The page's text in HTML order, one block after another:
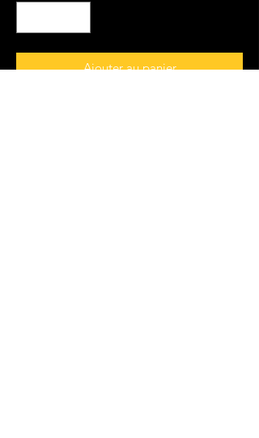
Ajouter au panier